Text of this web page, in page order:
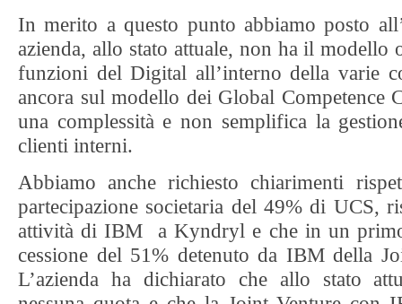
In merito a questo punto abbiamo posto
azienda, allo stato attuale, non ha il modello
funzioni del Digital all’interno della varie
ancora sul modello dei Global Competence
una complessità e non semplifica la
clienti interni.
Abbiamo anche richiesto chiarimenti
partecipazione societaria del 49% di UCS,
attività di IBM a Kyndryl e che in un
cessione del 51% detenuto da IBM della
L’azienda ha dichiarato che allo stato